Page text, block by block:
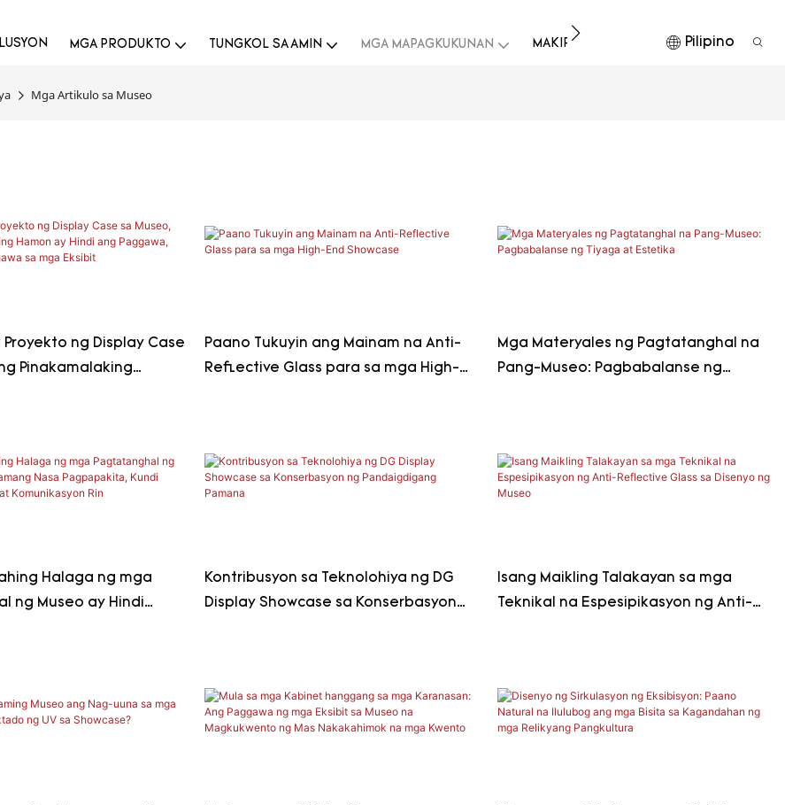
MGA PRODUKTO TUNGKOL SA AMIN MGA MAPAGKUKUNAN MAKIPAG-UGNAYAN SA AMIN I-
Pilipino
Mga Artikulo sa Museo
Proyekto ng Display Case
Pinakamalaking
Paano Tukuyin ang Mainam na Anti-
Reflective Glass para sa mga High-
Mga Materyales ng Pagtatanghal na
Pang-Museo: Pagbabalanse ng
Halaga ng mga
ng Museo ay Hindi
Kontribusyon sa Teknolohiya ng DG
Display Showcase sa Konserbasyon
Isang Maikling Talakayan sa mga
Teknikal na Espesipikasyon ng Anti-